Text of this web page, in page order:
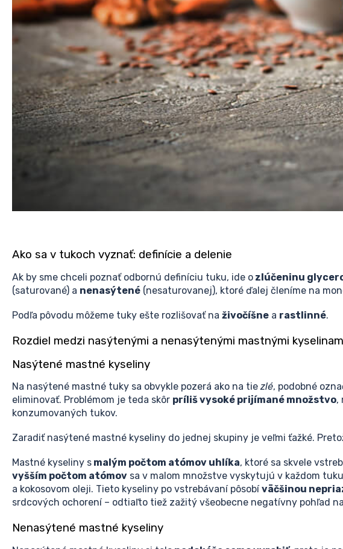
Ako sa v tukoch vyznať: definície a delenie
Ak by sme chceli poznať odbornú definíciu tuku, ide o zlúčeninu
(saturované) a nenasýtené (nesaturovanej), ktoré ďalej členíme na
Podľa pôvodu môžeme tuky ešte rozlišovať na živočíšne a rastlinné.
Rozdiel medzi nasýtenými a nenasýtenými mastnými
Nasýtené mastné kyseliny
Na nasýtené mastné tuky sa obvykle pozerá ako na tiezlé, podobné
eliminovať. Problémom je teda skôr príliš vysoké prijímané množstvo,
konzumovaných tukov.
Zaradiť nasýtené mastné kyseliny do jednej skupiny je veľmi ťažké.
Mastné kyseliny s malým počtom atómov uhlíka, ktoré sa skvele
vyšším počtom atómov sa v malom množstve vyskytujú v každom
a kokosovom oleji. Tieto kyseliny po vstrebávaní pôsobíväčšinou
srdcových ochorení – odtiaľto tiež zažitý všeobecne negatívny pohľad
Nenasýtené mastné kyseliny